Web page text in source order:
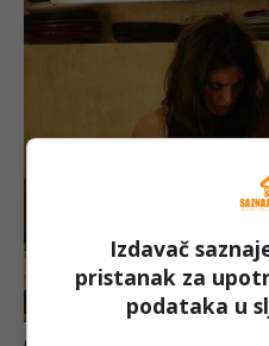
Izdavač
pristanak za
podataka u